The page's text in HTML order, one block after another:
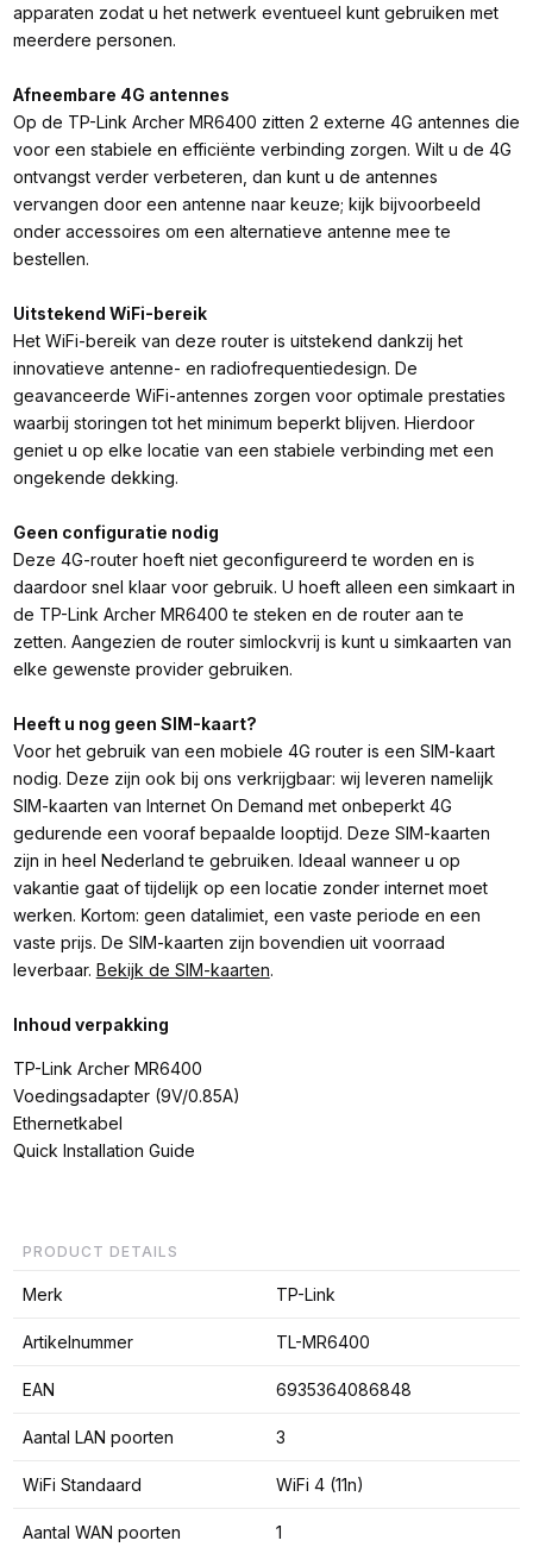
apparaten zodat u het netwerk eventueel kunt gebruiken met
meerdere personen.
Afneembare 4G antennes
Op de TP-Link Archer MR6400 zitten 2 externe 4G antennes die
voor een stabiele en efficiënte verbinding zorgen. Wilt u de 4G
ontvangst verder verbeteren, dan kunt u de antennes
vervangen door een antenne naar keuze; kijk bijvoorbeeld
onder accessoires om een alternatieve antenne mee te
bestellen.
Uitstekend WiFi-bereik
Het WiFi-bereik van deze router is uitstekend dankzij het
innovatieve antenne- en radiofrequentiedesign. De
geavanceerde WiFi-antennes zorgen voor optimale prestaties
waarbij storingen tot het minimum beperkt blijven. Hierdoor
geniet u op elke locatie van een stabiele verbinding met een
ongekende dekking.
Geen configuratie nodig
Deze 4G-router hoeft niet geconfigureerd te worden en is
daardoor snel klaar voor gebruik. U hoeft alleen een simkaart in
de TP-Link Archer MR6400 te steken en de router aan te
zetten. Aangezien de router simlockvrij is kunt u simkaarten van
elke gewenste provider gebruiken.
Heeft u nog geen SIM-kaart?
Voor het gebruik van een mobiele 4G router is een SIM-kaart
nodig. Deze zijn ook bij ons verkrijgbaar: wij leveren namelijk
SIM-kaarten van Internet On Demand met onbeperkt 4G
gedurende een vooraf bepaalde looptijd. Deze SIM-kaarten
zijn in heel Nederland te gebruiken. Ideaal wanneer u op
vakantie gaat of tijdelijk op een locatie zonder internet moet
werken. Kortom: geen datalimiet, een vaste periode en een
vaste prijs. De SIM-kaarten zijn bovendien uit voorraad
leverbaar. Bekijk de SIM-kaarten.
Inhoud verpakking
TP-Link Archer MR6400
Voedingsadapter (9V/0.85A)
Ethernetkabel
Quick Installation Guide
PRODUCT DETAILS
Merk TP-Link
Artikelnummer TL-MR6400
EAN 6935364086848
Aantal LAN poorten 3
WiFi Standaard WiFi 4 (11n)
Aantal WAN poorten 1